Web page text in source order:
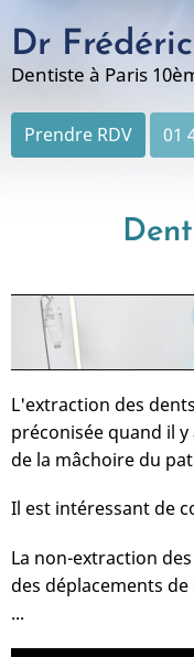
au
contenu
Dr
Dentiste à Paris
Prendre RDV 01
L'extraction des
préconisée quand il
de la mâchoire du
Il est intéressant de
La non-extraction
des déplacements
...